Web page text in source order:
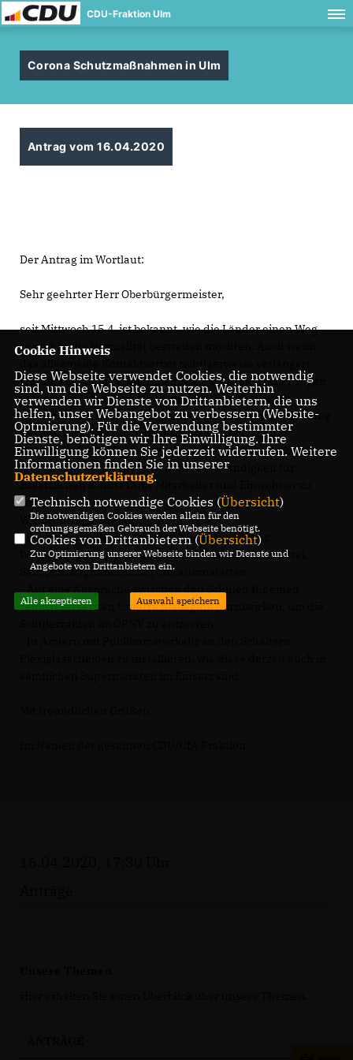
CDU-Fraktion Ulm
Corona Schutzmaßnahmen in Ulm
Antrag vom 16.04.2020
Der Antrag im Wortlaut:
Sehr geehrter Herr Oberbürgermeister,
seit Mittwoch 15.4. ist bekannt, wie die Länder einen Weg
zurück in die Normalität bestreiten möchten. Auch wenn
wurde, sind dem Maßnahmenpaket einzelne Lockerungen
in verschiedenen Bereichen zu entnehmen. Weitere
werden schon bald folgen. Schulen und andere Einrichtung
werden voraussichtlich bald schon wieder öffnen.
Wir bitten die Stadt, die derzeit noch verbleibende Zeit zu
nutzen und in den Bereichen Ihrer Zuständigkeit für
zusätzlichen Schutz Ihrer Mitarbeiter und Einwohner zu
sorgen.
Wir beantragen daher,
- Schulen und Betreuungseinrichtungen bis zur
Wiedereröffnung mit ausreichend Desinfektionsmittel,
Seife, Einweghandtücher, etc. auszustatten.
- Auf eine Absprache zwischen den Schulen für einen
zeitlich versetzten Unterrichtsbeginn hinzuwirken, um die
Cookie Hinweis
Diese Webseite verwendet Cookies, die notwendig
sind, um die Webseite zu nutzen. Weiterhin
verwenden wir Dienste von Drittanbietern, die uns
helfen, unser Webangebot zu verbessern (Website-
Optmierung). Für die Verwendung bestimmter
Dienste, benötigen wir Ihre Einwilligung. Ihre
Einwilligung können Sie jederzeit widerrufen. Weitere
Informationen finden Sie in unserer
Datenschutzerklärung.
Technisch notwendige Cookies (Übersicht)
Die notwendigen Cookies werden allein für den
ordnungsgemäßen Gebrauch der Webseite benötigt.
Cookies von Drittanbietern (Übersicht)
Zur Optimierung unserer Webseite binden wir Dienste und
Angebote von Drittanbietern ein.
Alle akzeptieren Auswahl speichern